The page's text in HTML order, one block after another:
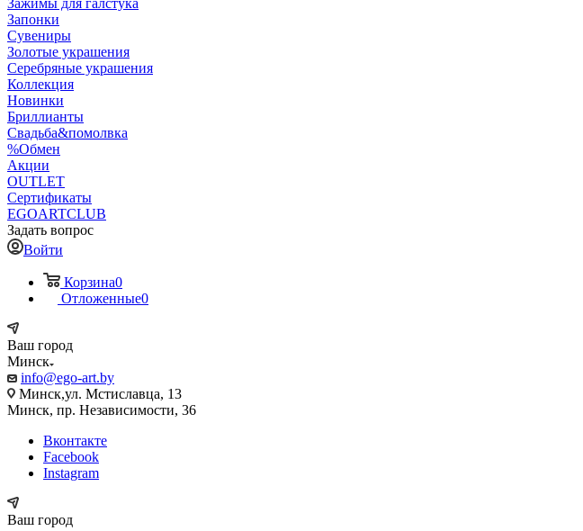
Зажимы для галстука
Запонки
Сувениры
Золотые украшения
Серебряные украшения
Коллекция
Новинки
Бриллианты
Свадьба&помолвка
%Обмен
Акции
OUTLET
Сертификаты
EGOARTCLUB
Задать вопрос
Войти
Корзина0
Отложенные0
Ваш город
Минск
info@ego-art.by
Минск,ул. Мстиславца, 13
Минск, пр. Независимости, 36
Вконтакте
Facebook
Instagram
Ваш город